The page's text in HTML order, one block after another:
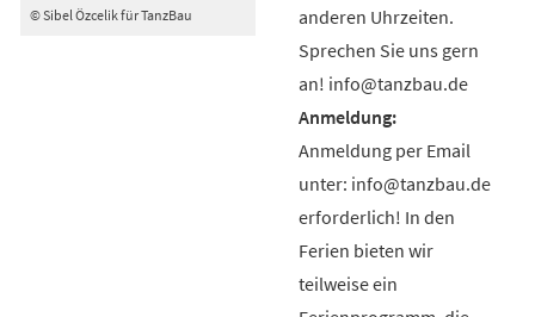
© Sibel Özcelik für TanzBau
anderen Uhrzeiten.
Sprechen Sie uns gern
an! info@tanzbau.de
Anmeldung per Email
unter: info@tanzbau.de
erforderlich! In den
Ferien bieten wir
teilweise ein